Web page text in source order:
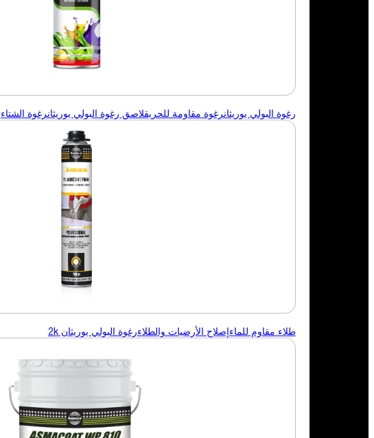
رغوة البولي يوريثانرغوة مقاومة للحريقلاصق رغوة البولي يوريثانرغوة الشتاء
طلاء مقاوم للماء إصلاح الأرضيات والطلاءرغوة البولي يوريثان 2k